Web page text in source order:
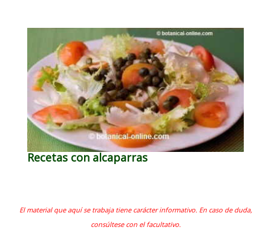
Recetas con alcaparras
El material que aquí se trabaja tiene carácter informativo. En caso de duda,
consúltese con el facultativo.